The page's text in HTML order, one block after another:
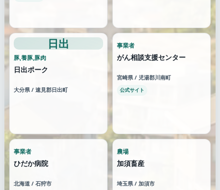
日出
豚,養豚,豚肉
日出ポーク
大分県 / 速見郡日出町
事業者
がん相談支援センター
宮崎県 / 児湯郡川南町
公式サイト
事業者
ひだか病院
北海道 / 石狩市
農場
加須畜産
埼玉県 / 加須市